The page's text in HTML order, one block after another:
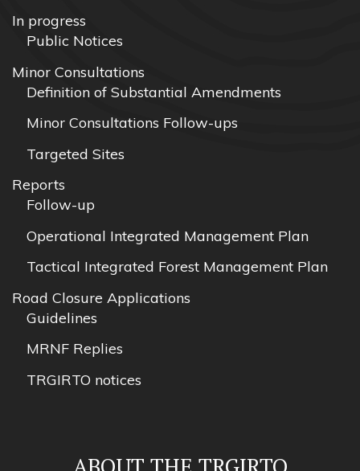
In progress
Public Notices
Minor Consultations
Definition of Substantial Amendments
Minor Consultations Follow-ups
Targeted Sites
Reports
Follow-up
Operational Integrated Management Plan
Tactical Integrated Forest Management Plan
Road Closure Applications
Guidelines
MRNF Replies
TRGIRTO notices